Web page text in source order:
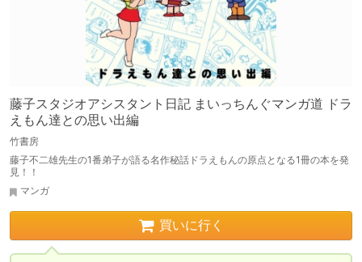
藤子スタジオアシスタント日記 まいっちんぐマンガ道 ドラ
えもん達との思い出編
竹書房
藤子不二雄先生の1番弟子が語る名作秘話ドラえもんの原点となる1冊の本を発
見！！
マンガ
買いに行く